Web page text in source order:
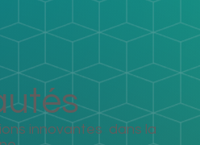
innovantes dans la